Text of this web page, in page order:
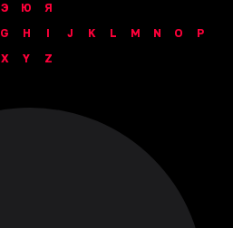
Э Ю
Я
G H I J K L M N O
P
X Y Z